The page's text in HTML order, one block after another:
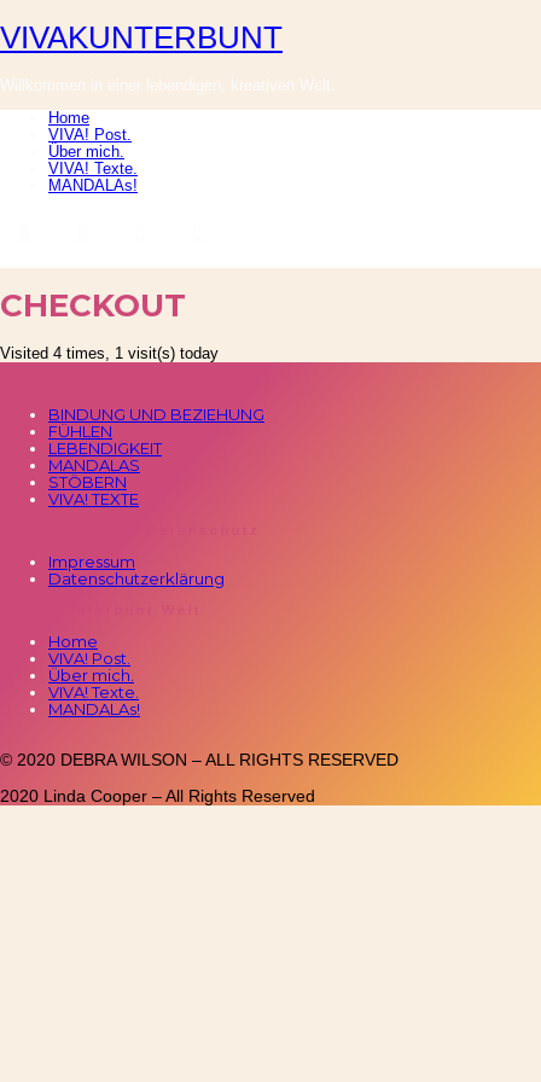
VIVAKUNTERBUNT
VIVAKUNTERBUNT
Willkommen in einer lebendigen, kreativen Welt.
Home
VIVA! Post.
Über mich.
VIVA! Texte.
MANDALAs!
CHECKOUT
Visited 4 times, 1 visit(s) today
BINDUNG UND BEZIEHUNG
FÜHLEN
LEBENDIGKEIT
MANDALAS
STÖBERN
VIVA! TEXTE
Impressum
Datenschutzerklärung
Viva! Kunterbunt Welt
Home
VIVA! Post.
Über mich.
VIVA! Texte.
MANDALAs!
© 2020 DEBRA WILSON – ALL RIGHTS RESERVED
2020 Linda Cooper – All Rights Reserved